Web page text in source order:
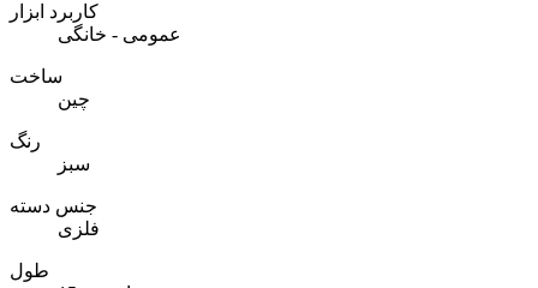
کاربرد ابزار
عمومی - خانگی
ساخت
چین
رنگ
سبز
جنس دسته
فلزی
طول